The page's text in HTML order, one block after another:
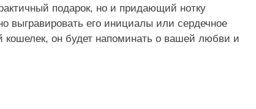
подарок, но и придающий нотку
выгравировать его инициалы или сердечное
кошелек, он будет напоминать о вашей любви и